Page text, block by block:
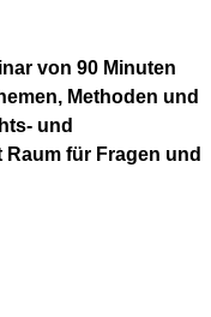
von 90 Minuten
Methoden und
und
für Fragen und